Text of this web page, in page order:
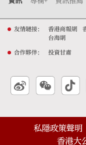
友情鏈接： 香港商報網
台海網
合作夥伴： 投資甘肅
私隱政策聲明
香港大